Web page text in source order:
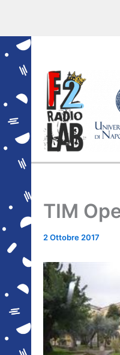
contenuto
TIM
2 Ottobre 2017